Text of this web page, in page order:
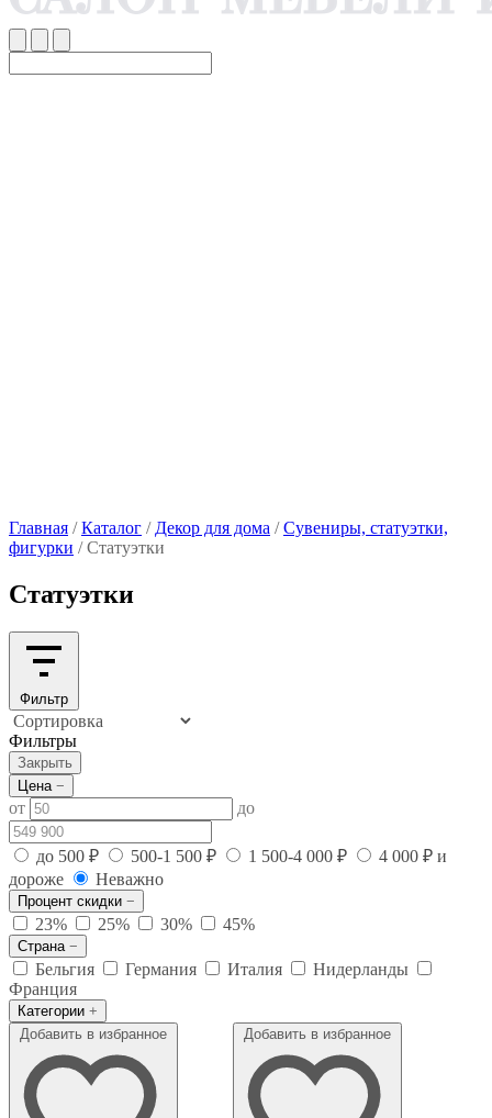
Главная / Каталог / Декор для дома / Сувениры, статуэтки,
фигурки / Статуэтки
Статуэтки
Фильтр
Фильтры
Закрыть
Цена −
от до
до 500 ₽ 500-1 500 ₽ 1 500-4 000 ₽
4 000 ₽ и
дороже
Неважно
Процент скидки −
23% 25% 30% 45%
Страна −
Бельгия Германия Италия
Нидерланды
Франция
Категории +
Добавить в избранное
Добавить в избранное